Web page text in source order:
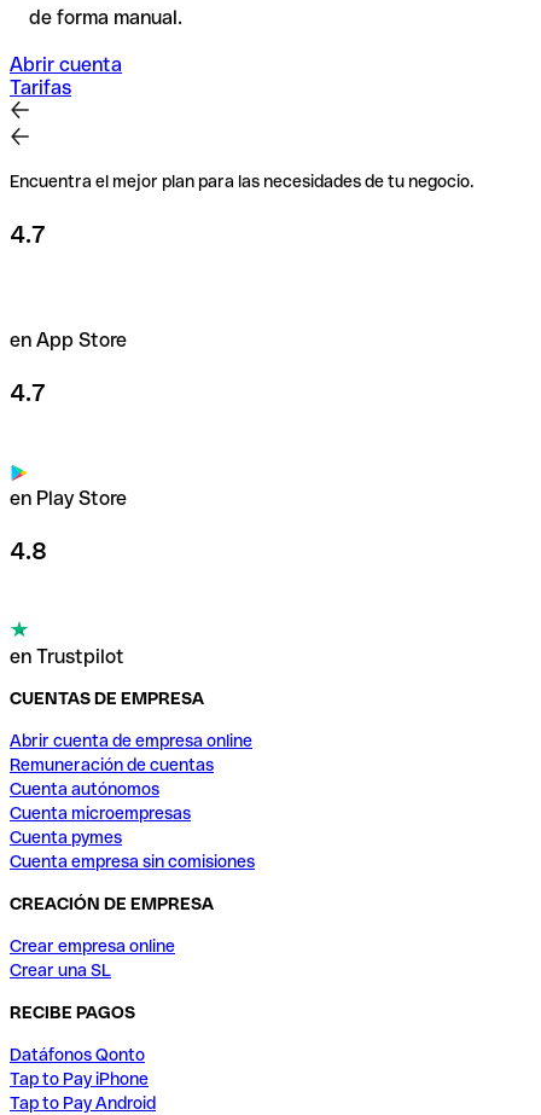
de forma manual.
Abrir cuenta
Tarifas
Encuentra el mejor plan para las necesidades de tu negocio.
4.7
en App Store
4.7
en Play Store
4.8
en Trustpilot
CUENTAS DE EMPRESA
Abrir cuenta de empresa online
Remuneración de cuentas
Cuenta autónomos
Cuenta microempresas
Cuenta pymes
Cuenta empresa sin comisiones
CREACIÓN DE EMPRESA
Crear empresa online
Crear una SL
RECIBE PAGOS
Datáfonos Qonto
Tap to Pay iPhone
Tap to Pay Android